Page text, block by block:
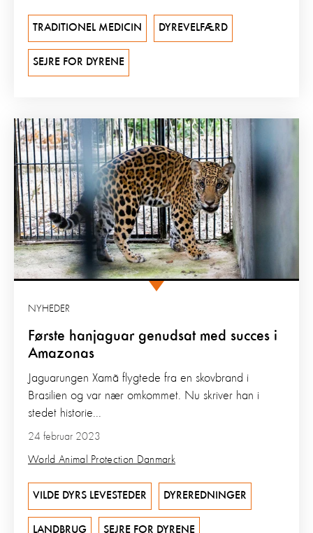
TRADITIONEL MEDICIN DYREVELFÆRD
SEJRE FOR DYRENE
Første hanjaguar genudsat med succes i
Amazonas
NYHEDER
24 februar 2023
World Animal Protection Danmark
Jaguarungen Xamã flygtede fra en skovbrand i
Brasilien og var nær omkommet. Nu skriver han i
stedet historie...
VILDE DYRS LEVESTEDER DYREREDNINGER
LANDBRUG SEJRE FOR DYRENE